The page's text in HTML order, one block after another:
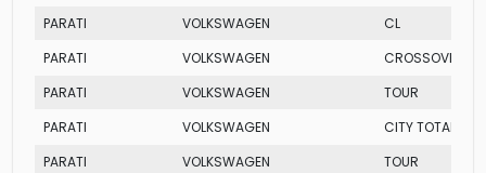
PARATI
VOLKSWAGEN
CL
PARATI
VOLKSWAGEN
CROSSOVER
PARATI
VOLKSWAGEN
TOUR
PARATI
VOLKSWAGEN
CITY TOTAL FLEX
PARATI
VOLKSWAGEN
TOUR